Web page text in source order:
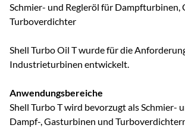
Schmier- und Regleröl für Dampfturbinen,
Turboverdichter
Shell Turbo Oil T wurde für die
Industrieturbinen entwickelt.
Anwendungsbereiche
Shell Turbo T wird bevorzugt als Schmier-
Dampf-, Gasturbinen und